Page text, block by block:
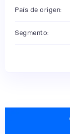
País de origen:
Segmento: